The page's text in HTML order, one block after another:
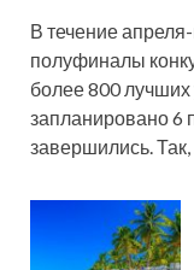
В течение
полуфиналы
более 800 лучших
запланировано 6
завершились.